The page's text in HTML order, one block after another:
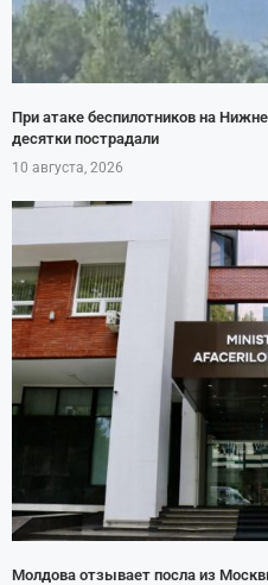
При атаке беспилотников на
десятки пострадали
10 августа, 2026
Молдова отзывает посла из